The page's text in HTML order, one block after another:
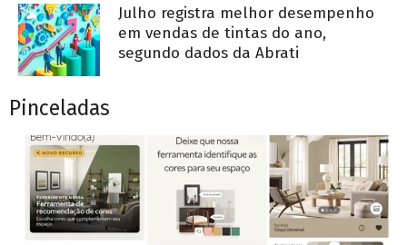
Julho registra melhor desempenho
em vendas de tintas do ano,
segundo dados da Abrati
Pinceladas